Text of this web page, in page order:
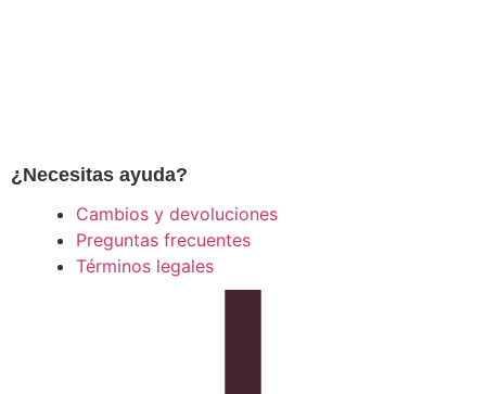
¿Necesitas ayuda?
Cambios y devoluciones
Preguntas frecuentes
Términos legales